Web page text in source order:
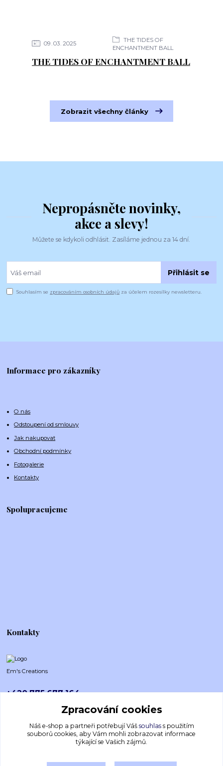
09 03 2025
THE TIDES OF
ENCHANTMENT BALL
THE TIDES OF ENCHANTMENT BALL
Zobrazit všechny články
Nepropásněte novinky,
akce a slevy!
Můžete se kdykoli odhlásit. Zasíláme jednou za 14 dní.
Přihlásit se
Souhlasím se zpracováním osobních údajů za účelem rozesílky newsletteru.
Informace pro zákazníky
O nás
Odstoupení od smlouvy
Jak nakupovat
Obchodní podmínky
Fotogalerie
Kontakty
Spolupracujeme
Kontakty
Em's Creations
+420 775 677 164
emscreations.cz@gmail.com
Zpracování cookies
Náš e-shop a partneři potřebují Váš souhlass použitím
souborů cookies, aby Vám mohli zobrazovat informace
týkající se Vašich zájmů.